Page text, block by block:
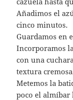
Añadimos el
cinco minutos.
Guardamos en
Incorporamos
con una
textura
Metemos la
poco el almíbar